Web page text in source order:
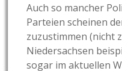
Auch so mancher
Parteien scheinen
zuzustimmen (nicht
Niedersachsen
sogar im aktuellen